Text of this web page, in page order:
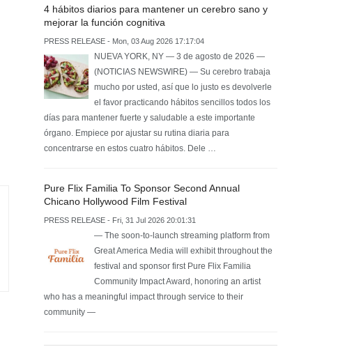
4 hábitos diarios para mantener un cerebro sano y
mejorar la función cognitiva
PRESS RELEASE - Mon, 03 Aug 2026 17:17:04
NUEVA YORK, NY — 3 de agosto de 2026 —
(NOTICIAS NEWSWIRE) — Su cerebro trabaja
mucho por usted, así que lo justo es devolverle
el favor practicando hábitos sencillos todos los
días para mantener fuerte y saludable a este importante
órgano. Empiece por ajustar su rutina diaria para
concentrarse en estos cuatro hábitos. Dele …
Pure Flix Familia To Sponsor Second Annual
Chicano Hollywood Film Festival
PRESS RELEASE - Fri, 31 Jul 2026 20:01:31
— The soon-to-launch streaming platform from
Great America Media will exhibit throughout the
festival and sponsor first Pure Flix Familia
Community Impact Award, honoring an artist
who has a meaningful impact through service to their
community —